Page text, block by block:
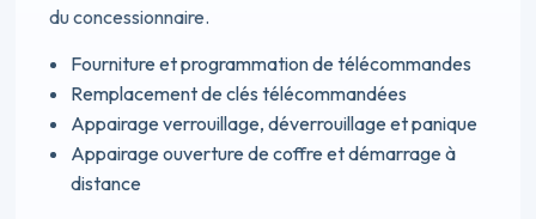
du concessionnaire.
Fourniture et programmation de télécommandes
Remplacement de clés télécommandées
Appairage verrouillage, déverrouillage et panique
Appairage ouverture de coffre et démarrage à
distance